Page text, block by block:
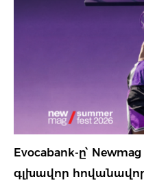
Evocabank-ը՝
գլխավոր